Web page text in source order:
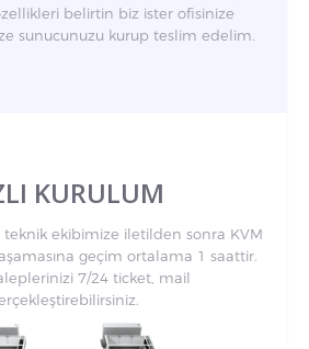
belirtin biz ister ofisinize
sunucunuzu kurup teslim edelim.
KURULUM
teknik ekibimize iletilden sonra KVM
geçim ortalama 1 saattir.
7/24 ticket, mail